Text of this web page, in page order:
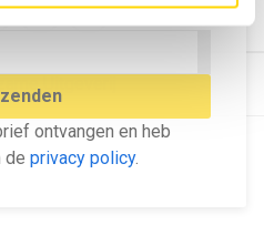
laatste nieuws!
ontvangen en heb
de privacy policy.
Uitgeverij